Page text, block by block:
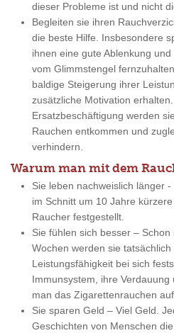
dieser Probleme ist und nicht
Begleiten sie ihren
die beste Hilfe. Insbesondere
ihnen eine gute Ablenkung
vom Glimmstengel
baldige Steigerung ihrer
zusätzliche Motivation
Ersatzbeschäftigung werden
Rauchen entkommen und
verhindern.
Warum man mit dem
Sie leben nachweislich länger
im Schnitt um 10 Jahre
Raucher festgestellt.
Sie fühlen sich besser –
Wochen werden sie
Leistungsfähigkeit bei sich
Immunsystem, ihre
man das Zigarettenrauchen
Sie sparen Geld – Viel Geld.
Geschichten von Menschen